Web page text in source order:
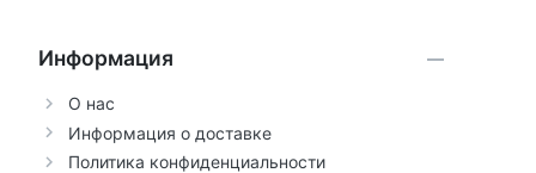
Информация
О нас
Информация о доставке
Политика конфиденциальности